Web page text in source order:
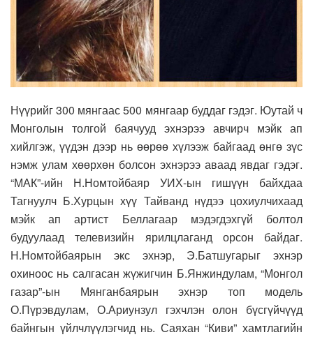
Нүүрийг 300 мянгаас 500 мянгаар буддаг гэдэг. Юутай ч
Монголын толгой баячууд эхнэрээ авчирч мэйк ап
хийлгэж, үүдэн дээр нь өөрөө хүлээж байгаад өнгө зүс
нэмж улам хөөрхөн болсон эхнэрээ аваад явдаг гэдэг.
“МАК”-ийн Н.Номтойбаяр УИХ-ын гишүүн байхдаа
Тагнуулч Б.Хурцын хүү Тайванд нүдээ цохиулчихаад
мэйк ап артист Беллагаар мэдэгдэхгүй болтол
будуулаад телевизийн ярилцлаганд орсон байдаг.
Н.Номтойбаярын экс эхнэр, Э.Батшугарыг эхнэр
охиноос нь салгасан жүжигчин Б.Янжиндулам, “Монгол
газар”-ын Мянганбаярын эхнэр топ модель
О.Пүрэвдулам, О.Ариунзул гэхчлэн олон бүсгүйчүүд
байнгын үйлчлүүлэгчид нь. Саяхан “Киви” хамтлагийн